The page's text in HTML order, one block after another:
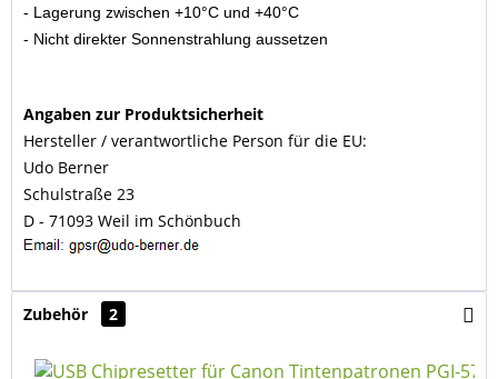
- Lagerung zwischen +10°C und +40°C
- Nicht direkter Sonnenstrahlung aussetzen
Angaben zur Produktsicherheit
Hersteller / verantwortliche Person für die EU:
Udo Berner
Schulstraße 23
D - 71093 Weil im Schönbuch
Zubehör 2